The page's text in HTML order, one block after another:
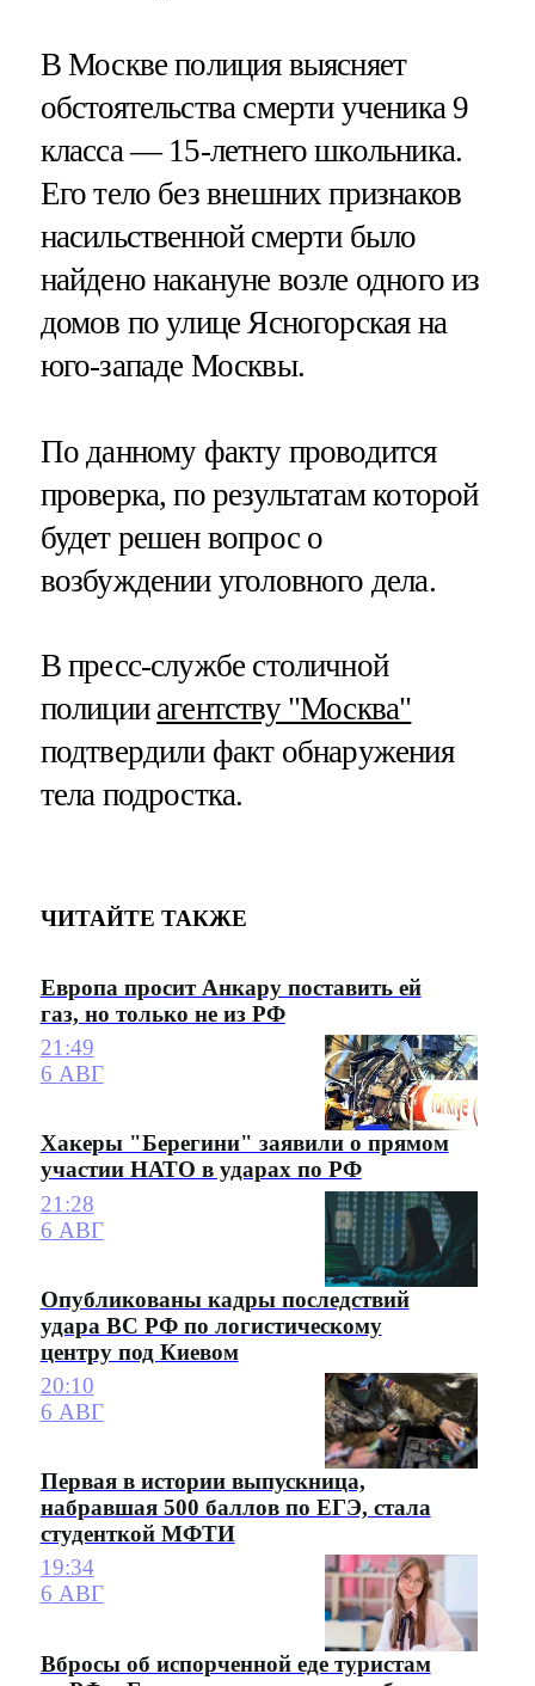
В Москве полиция выясняет
обстоятельства смерти ученика 9
класса — 15-летнего школьника.
Его тело без внешних признаков
насильственной смерти было
найдено накануне возле одного из
домов по улице Ясногорская на
юго-западе Москвы.
По данному факту проводится
проверка, по результатам которой
будет решен вопрос о
возбуждении уголовного дела.
В пресс-службе столичной
полиции агентству "Москва"
подтвердили факт обнаружения
тела подростка.
ЧИТАЙТЕ ТАКЖЕ
Европа просит Анкару поставить ей
газ, но только не из РФ
21:49
6 АВГ
Хакеры "Берегини" заявили о прямом
участии НАТО в ударах по РФ
21:28
6 АВГ
Опубликованы кадры последствий
удара ВС РФ по логистическому
центру под Киевом
20:10
6 АВГ
Первая в истории выпускница,
набравшая 500 баллов по ЕГЭ, стала
студенткой МФТИ
19:34
6 АВГ
Вбросы об испорченной еде туристам